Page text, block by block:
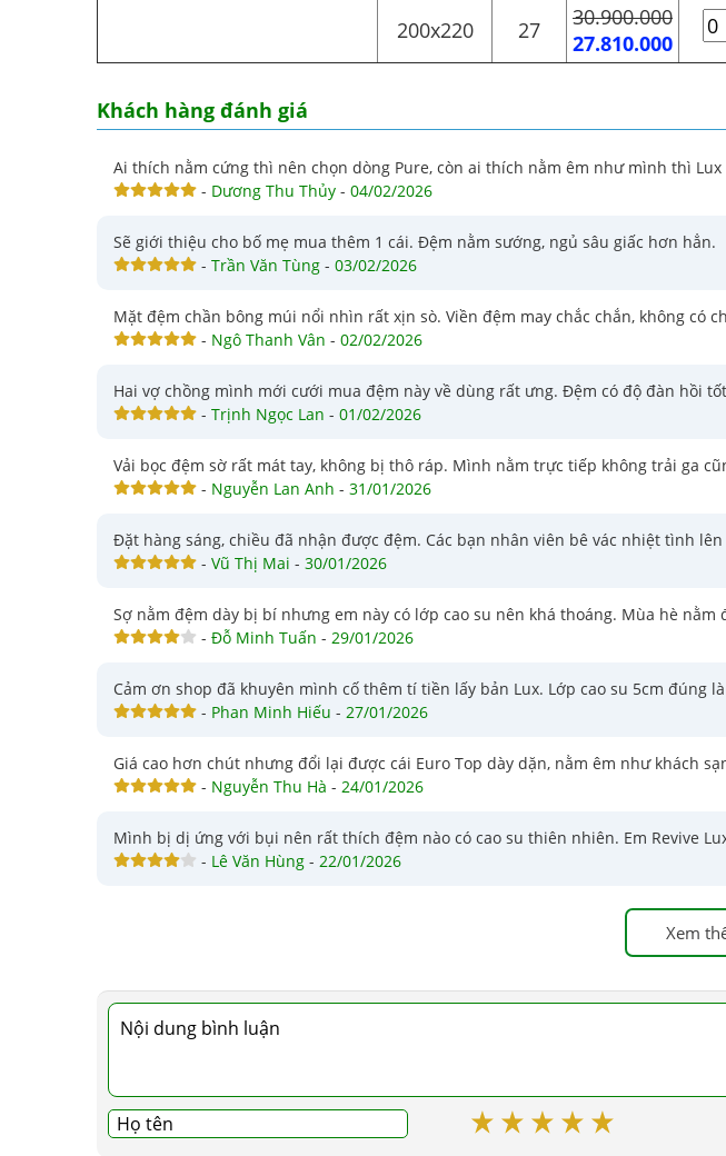
200x220 27
30.900.000
27.810.000
Khách hàng đánh giá
Ai thích nằm cứng thì nên chọn dòng Pure, còn ai thích nằm êm như mình thì
- Dương Thu Thủy - 04/02/2026
Sẽ giới thiệu cho bố mẹ mua thêm 1 cái. Đệm nằm sướng, ngủ sâu giấc hơn hẳn.
- Trần Văn Tùng - 03/02/2026
Mặt đệm chần bông múi nổi nhìn rất xịn sò. Viền đệm may chắc chắn, không có
- Ngô Thanh Vân - 02/02/2026
Hai vợ chồng mình mới cưới mua đệm này về dùng rất ưng. Đệm có độ đàn hồi
- Trịnh Ngọc Lan - 01/02/2026
Vải bọc đệm sờ rất mát tay, không bị thô ráp. Mình nằm trực tiếp không trải ga
- Nguyễn Lan Anh - 31/01/2026
Đặt hàng sáng, chiều đã nhận được đệm. Các bạn nhân viên bê vác nhiệt tình
- Vũ Thị Mai - 30/01/2026
Sợ nằm đệm dày bị bí nhưng em này có lớp cao su nên khá thoáng. Mùa hè
- Đỗ Minh Tuấn - 29/01/2026
Cảm ơn shop đã khuyên mình cố thêm tí tiền lấy bản Lux. Lớp cao su 5cm đúng
- Phan Minh Hiếu - 27/01/2026
Giá cao hơn chút nhưng đổi lại được cái Euro Top dày dặn, nằm êm như khách
- Nguyễn Thu Hà - 24/01/2026
Mình bị dị ứng với bụi nên rất thích đệm nào có cao su thiên nhiên. Em Revive
- Lê Văn Hùng - 22/01/2026
Xem